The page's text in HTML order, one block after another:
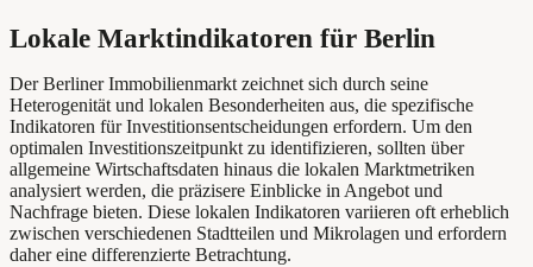
Lokale Marktindikatoren für Berlin
Der Berliner Immobilienmarkt zeichnet sich durch seine
Heterogenität und lokalen Besonderheiten aus, die spezifische
Indikatoren für Investitionsentscheidungen erfordern. Um den
optimalen Investitionszeitpunkt zu identifizieren, sollten über
allgemeine Wirtschaftsdaten hinaus die lokalen Marktmetriken
analysiert werden, die präzisere Einblicke in Angebot und
Nachfrage bieten. Diese lokalen Indikatoren variieren oft erheblich
zwischen verschiedenen Stadtteilen und Mikrolagen und erfordern
daher eine differenzierte Betrachtung.